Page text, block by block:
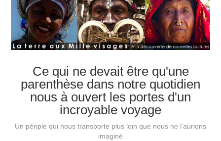
Actualités
Plus
Ce qui ne devait être qu'une
parenthèse dans notre quotidien
nous à ouvert les portes d'un
incroyable voyage
Un périple qui nous transporte plus loin que nous ne l'aurions
imaginé